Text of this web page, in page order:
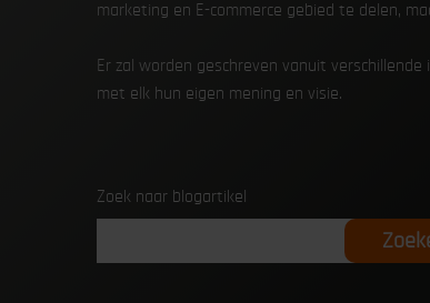
marketing en E-commerce gebied te delen,
Er zal worden geschreven vanuit
met elk hun eigen mening en visie.
Zoek naar blogartikel